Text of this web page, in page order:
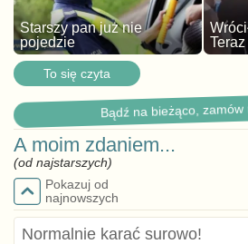
Starszy pan już nie
pojedzie
Teraz
To się czyta
Bądź na bieżąco, zamów
A moim zdaniem...
(od najstarszych)
Pokazuj od
najnowszych
Normalnie karać surowo!